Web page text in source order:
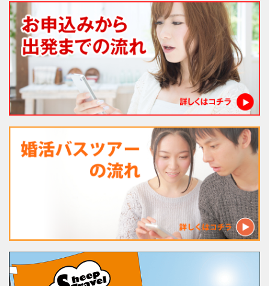
婚活バスツアー
一般向けバスツアー
親子社会体験ツアー